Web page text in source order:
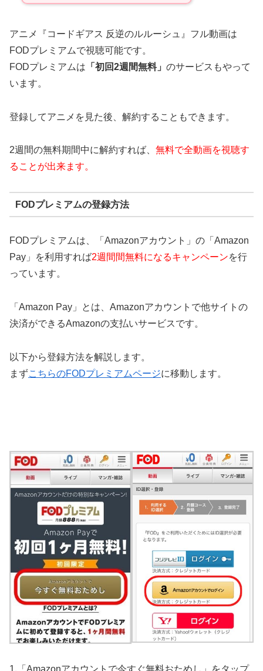
アニメ『コードギアス 反逆のルルーシュ』フル動画は
FODプレミアムで視聴可能です。
FODプレミアムは 「初回2週間無料」 のサービスもやって
います。
登録してアニメを見た後、解約することもできます。
2週間の無料期間中に解約すれば、 無料で全動画を視聴す
ることが出来ます。
FODプレミアムの登録方法
FODプレミアムは、「Amazonアカウント」の「Amazon
Pay」を利用すれば2週間間無料になるキャンペーンを行
っています。
「Amazon Pay」とは、Amazonアカウントで他サイトの
決済ができるAmazonの支払いサービスです。
以下から登録方法を解説します。
まずこちらのFODプレミアムページに移動します。
1.「Amazonアカウントで今すぐ無料おためし」をタップ